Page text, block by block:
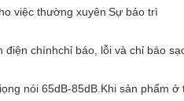
việc thường xuyên Sự bảo trì
điện chínhchỉ báo, lỗi và chỉ báo
nói 65dB-85dB.Khi sản phẩm ở